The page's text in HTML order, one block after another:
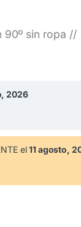
90º sin ropa //
2026
el11 agosto,